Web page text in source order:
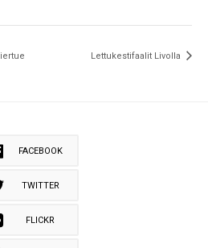
Lettukestifaalit Livolla
FACEBOOK
TWITTER
FLICKR